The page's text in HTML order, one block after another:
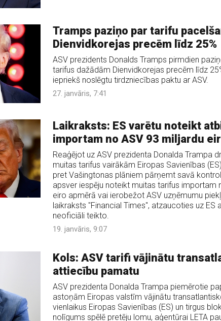
Tramps paziņo par tarifu
Dienvidkorejas precēm līdz 25%
ASV prezidents Donalds Tramps pirmdien
tarifus dažādām Dienvidkorejas precēm līdz
iepriekš noslēgtu tirdzniecības paktu ar ASV.
27. janvāris, 7:41
Laikraksts: ES varētu noteikt
importam no ASV 93 miljardu
Reaģējot uz ASV prezidenta Donalda Trampa
muitas tarifus vairākām Eiropas Savienības
pret Vašingtonas plāniem pārņemt savā
apsver iespēju noteikt muitas tarifus importam
eiro apmērā vai ierobežot ASV uzņēmumu
laikraksts "Financial Times", atzaucoties uz ES
neoficiāli teikto.
19. janvāris, 9:07
Kols: ASV tarifi vājinātu
attiecību pamatu
ASV prezidenta Donalda Trampa piemērotie
astoņām Eiropas valstīm vājinātu
vienlaikus Eiropas Savienības (ES) un tirgus
nolīgums spēlē pretēju lomu, aģentūrai LETA